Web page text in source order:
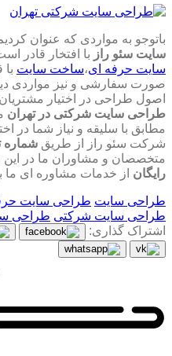
باتوجو به مواردی که عنوان
سایت سئو راز با افتخار قادر
سایت حرفه ای،‌ساخت سایت
صورت سفارشی و نیز مواردی
اصول طراحی در اختیار
طراحی سایت شرکتی در تهران
مطابق با سلیقه و نیاز شما در
شرکت سئو راز از طریق شماره تماس
متخصصان و مشاوران ما در این
رایگان از خدمات مشاوره ای ما
طراحی سایت طراحی سایت
طراحی سایت شرکتی طراحی
اشتراک گذاری: